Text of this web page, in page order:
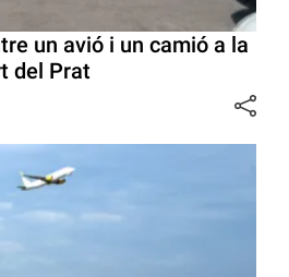
un avió i un camió a la
del Prat